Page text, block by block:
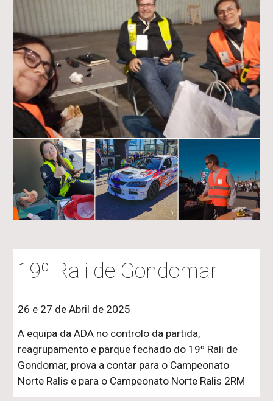
19º Rali de Gondomar
26 e 27 de Abril de 2025
A equipa da ADA no controlo da partida,
reagrupamento e parque fechado do 19º Rali de
Gondomar, prova a contar para o Campeonato
Norte Ralis e para o Campeonato Norte Ralis 2RM